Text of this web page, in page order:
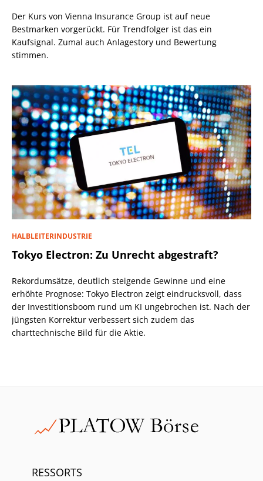
Der Kurs von Vienna Insurance Group ist auf neue
Bestmarken vorgerückt. Für Trendfolger ist das ein
Kaufsignal. Zumal auch Anlagestory und Bewertung
stimmen.
HALBLEITERINDUSTRIE
Tokyo Electron: Zu Unrecht abgestraft?
Rekordumsätze, deutlich steigende Gewinne und eine
erhöhte Prognose: Tokyo Electron zeigt eindrucksvoll, dass
der Investitionsboom rund um KI ungebrochen ist. Nach der
jüngsten Korrektur verbessert sich zudem das
charttechnische Bild für die Aktie.
RESSORTS